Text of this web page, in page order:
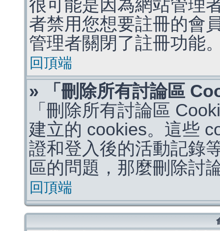
很可能是因為網站管理
者禁用您想要註冊的會
管理者關閉了註冊功能
回頂端
» 「刪除所有討論區
「刪除所有討論區
建立的 cookies。這些
證和登入後的活動記錄
區的問題，那麼刪除討
回頂端